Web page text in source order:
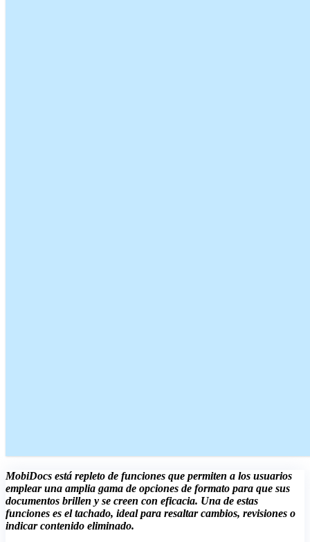
MobiDocs está repleto de funciones que permiten a los usuarios
emplear una amplia gama de opciones de formato para que sus
documentos brillen y se creen con eficacia. Una de estas
funciones es el tachado, ideal para resaltar cambios, revisiones o
indicar contenido eliminado.